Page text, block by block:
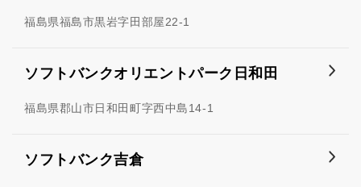
福島県福島市黒岩字田部屋22-1
ソフトバンクオリエントパーク日和田
福島県郡山市日和田町字西中島14-1
ソフトバンク吉倉